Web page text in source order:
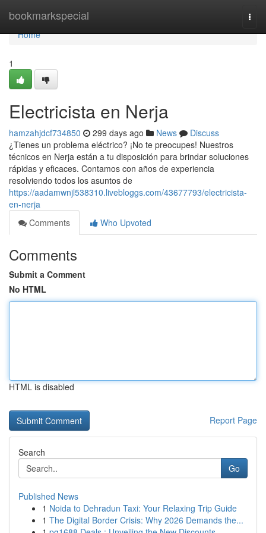
bookmarkspecial
Home
Home
1
Electricista en Nerja
hamzahjdcf734850 299 days ago News
Discuss
¿Tienes un problema eléctrico? ¡No te preocupes! Nuestros
técnicos en Nerja están a tu disposición para brindar soluciones
rápidas y eficaces. Contamos con años de experiencia
resolviendo todos los asuntos de
https://aadamwnjl538310.livebloggs.com/43677793/electricista-
en-nerja
Comments
Who Upvoted
Comments
Submit a Comment
No HTML
HTML is disabled
Report Page
Search
Go
Published News
1 Noida to Dehradun Taxi: Your Relaxing Trip Guide
1 The Digital Border Crisis: Why 2026 Demands the...